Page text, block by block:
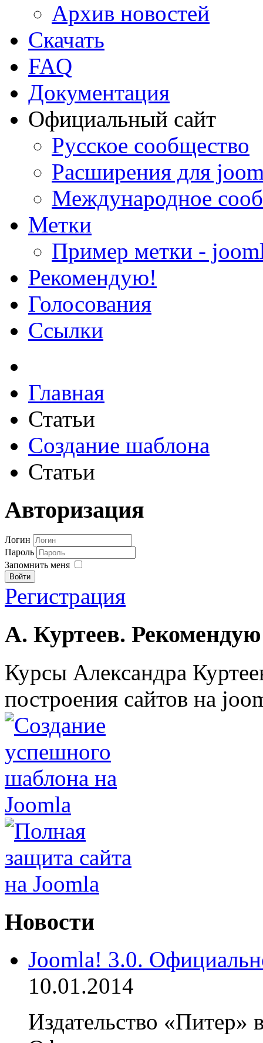
Архив новостей
Скачать
FAQ
Документация
Официальный сайт
Русское сообщество
Расширения для
Международное
Метки
Пример метки -
Рекомендую!
Голосования
Ссылки
Главная
Статьи
Создание шаблона
Статьи
Авторизация
Логин
Пароль
Запомнить меня
Войти
Регистрация
А. Куртеев.
Курсы Александра
построения сайтов на
Новости
Joomla! 3.0.
10.01.2014
Издательство «Питер»